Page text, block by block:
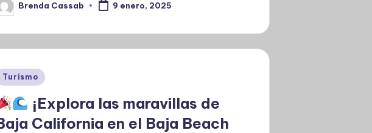
Brenda Cassab 9 enero, 2025
Turismo
¡Explora las maravillas de
California en el Baja Beach